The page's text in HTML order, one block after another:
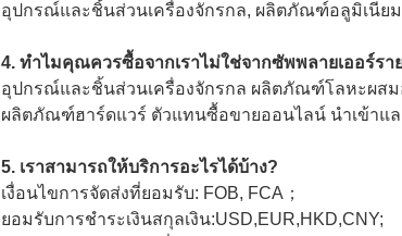
อุปกรณ์และชิ้นส่วนเครื่องจักรกล, ผลิตภัณฑ์อลูมิเนีย
4. ทำไมคุณควรซื้อจากเราไม่ใช่จากซัพพลายเออร์รา
อุปกรณ์และชิ้นส่วนเครื่องจักรกล ผลิตภัณฑ์โลหะผส
ผลิตภัณฑ์ฮาร์ดแวร์ ตัวแทนซื้อขายออนไลน์ นำเข้าแ
5. เราสามารถให้บริการอะไรได้บ้าง?
เงื่อนไขการจัดส่งที่ยอมรับ: FOB, FCA；
ยอมรับการชำระเงินสกุลเงิน:USD,EUR,HKD,CNY;